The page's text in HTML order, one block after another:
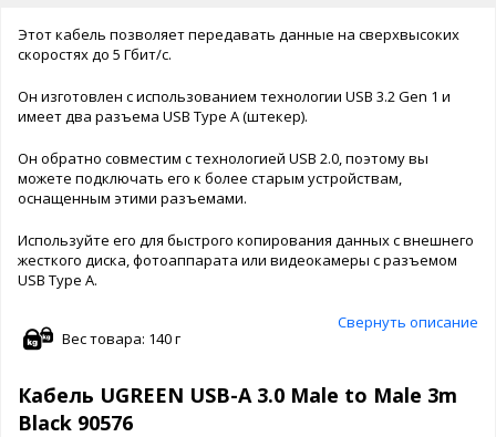
Этот кабель позволяет передавать данные на сверхвысоких
скоростях до 5 Гбит/с.
Он изготовлен с использованием технологии USB 3.2 Gen 1 и
имеет два разъема USB Type A (штекер).
Он обратно совместим с технологией USB 2.0, поэтому вы
можете подключать его к более старым устройствам,
оснащенным этими разъемами.
Используйте его для быстрого копирования данных с внешнего
жесткого диска, фотоаппарата или видеокамеры с разъемом
USB Type A.
Свернуть описание
Вес товара: 140 г
Кабель UGREEN USB-A 3.0 Male to Male 3m
Black 90576